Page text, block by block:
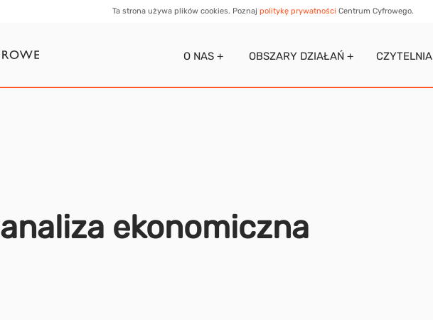
Ta strona używa plików cookies. Poznaj politykę prywatności Centrum Cyfrowego.
O NAS + OBSZARY DZIAŁAŃ + CZYTELNIA
analiza ekonomiczna